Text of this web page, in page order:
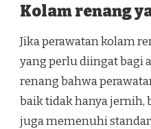
Kolam renang
Jika perawatan kolam
yang perlu diingat bagi
renang bahwa
baik tidak hanya jernih,
juga memenuhi